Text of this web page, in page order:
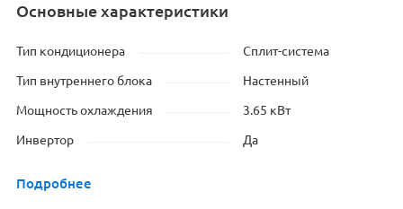
Основные характеристики
Тип кондиционера Сплит-система
Тип внутреннего блока Настенный
Мощность охлаждения 3.65 кВт
Инвертор Да
Подробнее